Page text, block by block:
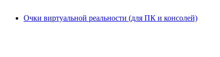
Очки виртуальной реальности (для ПК и консолей)